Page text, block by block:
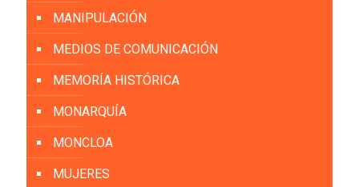
MANIPULACIÓN
MEDIOS DE COMUNICACIÓN
MEMORÍA HISTÓRICA
MONARQUÍA
MONCLOA
MUJERES